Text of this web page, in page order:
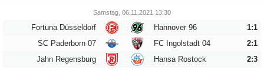
Tippspiel
Aue-
Samstag, 06.11.2021 13:30
Fortuna Düsseldorf Hannover 96
1:1
SC Paderborn 07
FC Ingolstadt 04
2:1
Jahn Regensburg
Hansa Rostock 2:3